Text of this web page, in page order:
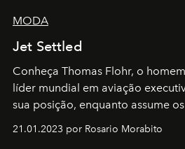
MODA
Jet Settled
Conheça Thomas Flohr, o
líder mundial em aviação
sua posição, enquanto assume
em rápida evolução e
21.01.2023 por Rosario Morabito